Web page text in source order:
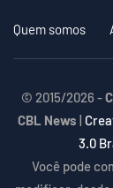
Quem somos
© 2015/2026 -
CBL News |
3.0
Você pode